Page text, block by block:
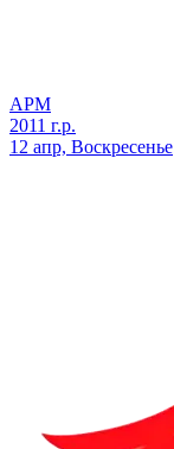
АРМ
2011 г.р.
12 апр, Воскресенье